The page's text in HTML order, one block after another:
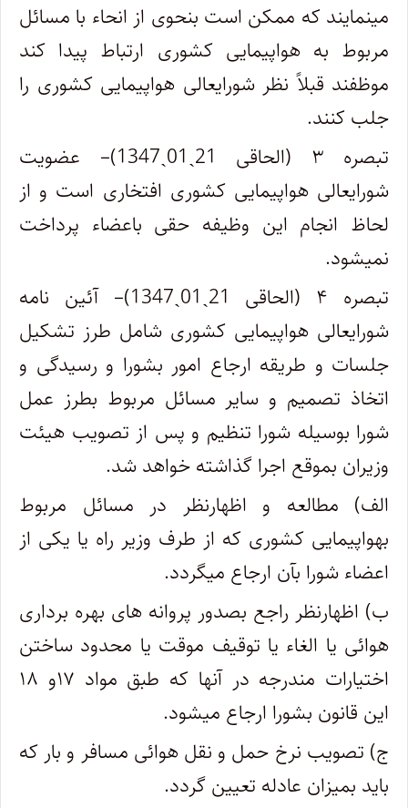
مینمایند که ممکن است بنحوی از انحاء با مسائل
مربوط به هواپیمایی کشوری ارتباط پیدا کند
موظفند قبلاً نظر شورایعالی هواپیمایی کشوری را
جلب کنند.
تبصره ۳ (الحاقی 21ˏ01ˏ1347)– عضویت
شورایعالی هواپیمایی کشوری افتخاری است و از
لحاظ انجام این وظیفه حقی باعضاء پرداخت
نمیشود.
‌تبصره ۴ (الحاقی 21ˏ01ˏ1347)– آئین‌ نامه
شورایعالی هواپیمایی کشوری شامل طرز تشکیل
جلسات و طریقه ارجاع امور بشورا و رسیدگی و
اتخاذ تصمیم و سایر مسائل‌ مربوط بطرز عمل
شورا بوسیله شورا تنظیم و پس از تصویب هیئت
وزیران بموقع اجرا گذاشته خواهد شد. ‌
الف) مطالعه و اظهارنظر در مسائل مربوط
بهواپیمایی کشوری که از طرف وزیر راه یا یکی از
اعضاء شورا بآن ارجاع میگردد.
ب) اظهارنظر راجع بصدور پروانه‌ های بهره ‌برداری
هوائی یا الغاء یا توقیف موقت یا محدود ساختن
اختیارات مندرجه در آنها که طبق مواد ۱۷‌و ۱۸
این قانون بشورا ارجاع میشود.
ج) تصویب نرخ حمل و نقل هوائی مسافر و بار که
باید بمیزان عادله تعیین گردد.